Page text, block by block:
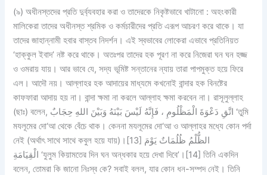
(৯) অধীনস্তদের প্রতি দুর্ব্যবহার করা ও তাদেরকে নিকৃষ্টভাবে খাটানো : অহংকারী
মালিকেরা তাদের অধীনস্ত শ্রমিক ও কর্মচারীদের প্রতি এরূপ আচরণ করে থাকে। যা
তাদের জাহান্নামী হবার বাস্তব নিদর্শন। এই স্বভাবের লোকেরা এভাবে প্রতিনিয়ত
‘হাক্কুল ইবাদ’ নষ্ট করে থাকে। অতঃপর তাদের হক পূরণ না করে নিজেরা ঘন ঘন হজ্জ
ও ওমরায় যায়। আর ভাবে যে, সদ্য ভূমিষ্ট সন্তানের ন্যায় তারা পাপমুক্ত হয়ে ফিরে
এল। আদৌ নয়। আল্লাহর হক আদায়ের মাধ্যমে কখনোই বান্দার হক বিনষ্টের
কাফফারা আদায় হয় না। বান্দা ক্ষমা না করলে আল্লাহ ক্ষমা করবেন না। রাসূলুল্লাহ
(ছাঃ) বলেন, اتَّقِ دَعْوَةَ الْمَظْلُومِ ، فَإِنَّهُ لَيْسَ بَيْنَهُ وَبَيْنَ اللهِ حِجَابٌ ‘তুমি
মযলূমের দো‘আ থেকে বেঁচে থাক। কেননা মযলূমের দো‘আ ও আল্লাহর মধ্যে কোন পর্দা
নেই (অর্থাৎ সাথে সাথে কবুল হয়ে যায়)।[13] الظُّلْمُ ظُلُمَاتٌ يَوْمَ
الْقِيَامَةِ ‘যুলুম কিয়ামতের দিন ঘন অন্ধকার হয়ে দেখা দিবে’।[14] তিনি একদিন
বলেন, তোমরা কি জানো নিঃস্ব কে? সবাই বলল, যার কোন ধন-সম্পদ নেই। তিনি